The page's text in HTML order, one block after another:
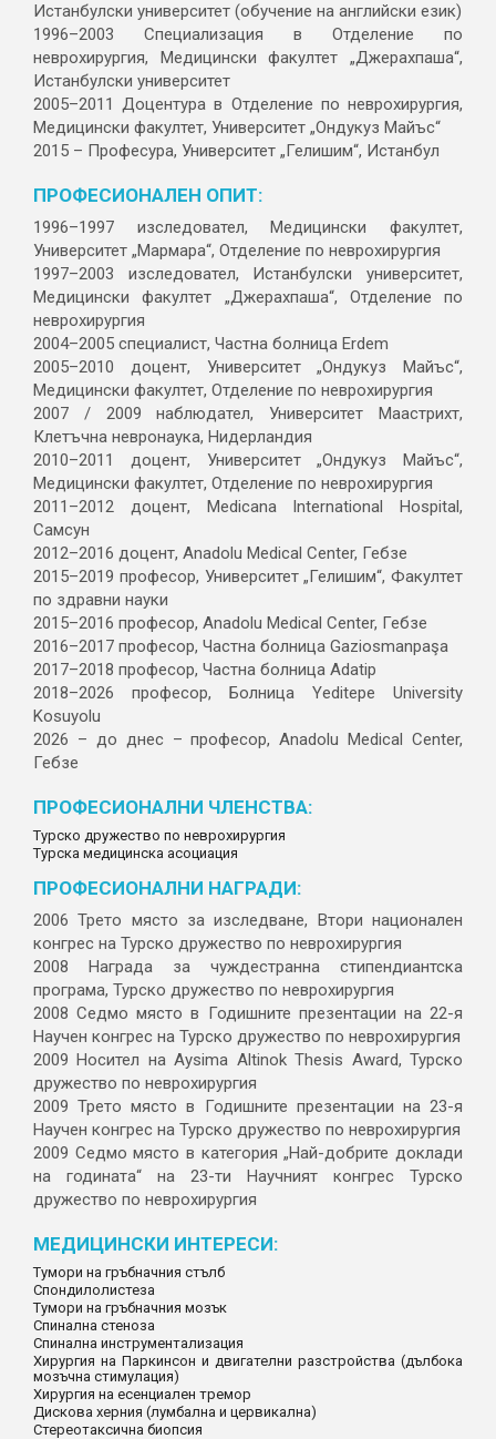
Истанбулски университет (обучение на английски език)
1996–2003 Специализация в Отделение по
неврохирургия, Медицински факултет „Джерахпаша“,
Истанбулски университет
2005–2011 Доцентура в Отделение по неврохирургия,
Медицински факултет, Университет „Ондукуз Майъс“
2015 – Професура, Университет „Гелишим“, Истанбул
ПРОФЕСИОНАЛЕН ОПИТ:
1996–1997 изследовател, Медицински факултет,
Университет „Мармара“, Отделение по неврохирургия
1997–2003 изследовател, Истанбулски университет,
Медицински факултет „Джерахпаша“, Отделение по
неврохирургия
2004–2005 специалист, Частна болница Erdem
2005–2010 доцент, Университет „Ондукуз Майъс“,
Медицински факултет, Отделение по неврохирургия
2007 / 2009 наблюдател, Университет Маастрихт,
Клетъчна невронаука, Нидерландия
2010–2011 доцент, Университет „Ондукуз Майъс“,
Медицински факултет, Отделение по неврохирургия
2011–2012 доцент, Medicana International Hospital,
Самсун
2012–2016 доцент, Anadolu Medical Center, Гебзе
2015–2019 професор, Университет „Гелишим“, Факултет
по здравни науки
2015–2016 професор, Anadolu Medical Center, Гебзе
2016–2017 професор, Частна болница Gaziosmanpaşa
2017–2018 професор, Частна болница Adatip
2018–2026 професор, Болница Yeditepe University
Kosuyolu
2026 – до днес – професор, Anadolu Medical Center,
Гебзе
ПРОФЕСИОНАЛНИ ЧЛЕНСТВА:
Турско дружество по неврохирургия
Турска медицинска асоциация
ПРОФЕСИОНАЛНИ НАГРАДИ:
2006 Трето място за изследване, Втори национален
конгрес на Турско дружество по неврохирургия
2008 Награда за чуждестранна стипендиантска
програма, Турско дружество по неврохирургия
2008 Седмо място в Годишните презентации на 22-я
Научен конгрес на Турско дружество по неврохирургия
2009 Носител на Aysima Altinok Thesis Award, Турско
дружество по неврохирургия
2009 Трето място в Годишните презентации на 23-я
Научен конгрес на Турско дружество по неврохирургия
2009 Седмо място в категория „Най-добрите доклади
на годината“ на 23-ти Научният конгрес Турско
дружество по неврохирургия
МЕДИЦИНСКИ ИНТЕРЕСИ:
Тумори на гръбначния стълб
Спондилолистеза
Тумори на гръбначния мозък
Спинална стеноза
Спинална инструментализация
Хирургия на Паркинсон и двигателни разстройства (дълбока
мозъчна стимулация)
Хирургия на есенциален тремор
Дискова херния (лумбална и цервикална)
Стереотаксична биопсия